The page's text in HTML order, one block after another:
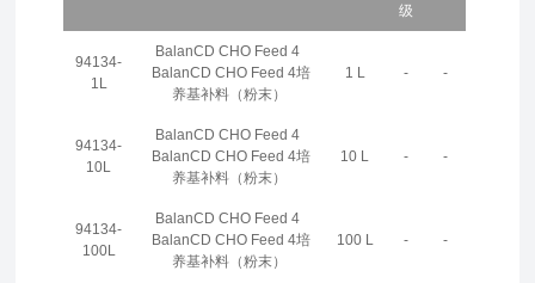
级
94134-
1L
BalanCD CHO Feed 4
BalanCD CHO Feed 4培
养基补料（粉末）
1 L - -
94134-
10L
BalanCD CHO Feed 4
BalanCD CHO Feed 4培
养基补料（粉末）
10 L - -
94134-
100L
BalanCD CHO Feed 4
BalanCD CHO Feed 4培
养基补料（粉末）
100 L - -